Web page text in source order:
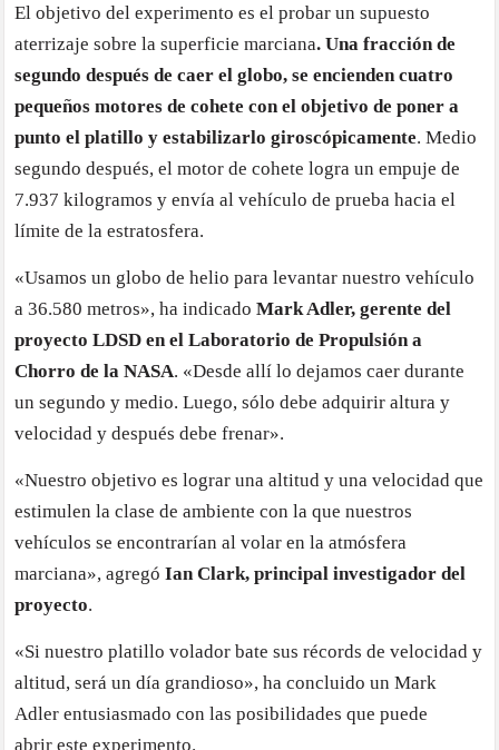
El objetivo del experimento es el probar un supuesto
aterrizaje sobre la superficie marciana. Una fracción de
segundo después de caer el globo, se encienden cuatro
pequeños motores de cohete con el objetivo de poner a
punto el platillo y estabilizarlo giroscópicamente. Medio
segundo después, el motor de cohete logra un empuje de
7.937 kilogramos y envía al vehículo de prueba hacia el
límite de la estratosfera.
«Usamos un globo de helio para levantar nuestro vehículo
a 36.580 metros», ha indicado Mark Adler, gerente del
proyecto LDSD en el Laboratorio de Propulsión a
Chorro de la NASA. «Desde allí lo dejamos caer durante
un segundo y medio. Luego, sólo debe adquirir altura y
velocidad y después debe frenar».
«Nuestro objetivo es lograr una altitud y una velocidad que
estimulen la clase de ambiente con la que nuestros
vehículos se encontrarían al volar en la atmósfera
marciana», agregóIan Clark, principal investigador del
proyecto.
«Si nuestro platillo volador bate sus récords de velocidad y
altitud, será un día grandioso», ha concluido un Mark
Adler entusiasmado con las posibilidades que puede
abrir este experimento.